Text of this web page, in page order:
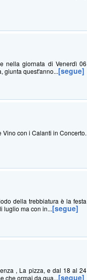
nella giornata di Venerdì 06
giunta quest'anno...[segue]
con i Calanti in Concerto.
della trebbiatura è la festa
luglio ma con in...[segue]
, La pizza, e dal 18 al 24
che ormai da qua...[segue]